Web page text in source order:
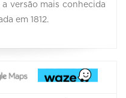
versão mais conhecida
em 1812.